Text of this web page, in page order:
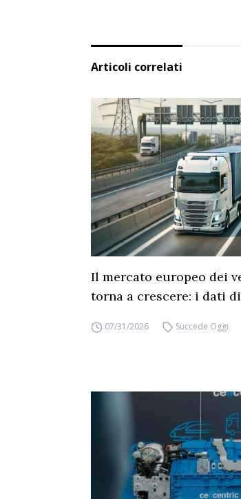
Articoli correlati
Il mercato europeo dei
torna a crescere: i dati di
07/31/2026 Succede Oggi